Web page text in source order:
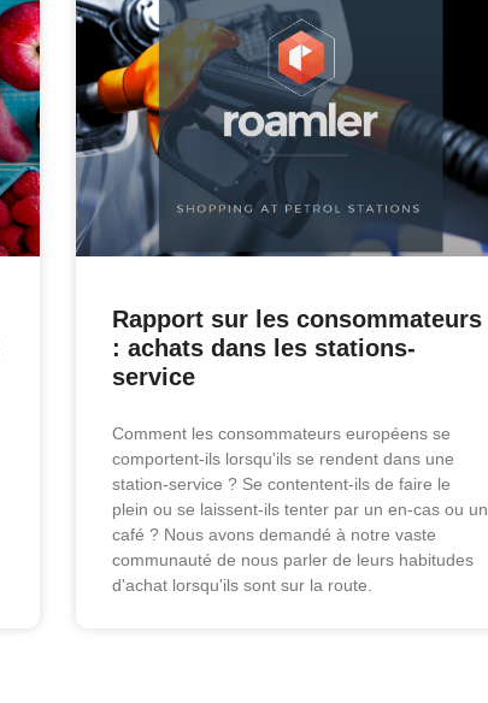
Rapport sur les consommateurs
: achats dans les stations-
service
Comment les consommateurs européens se
comportent-ils lorsqu'ils se rendent dans une
station-service ? Se contentent-ils de faire le
plein ou se laissent-ils tenter par un en-cas ou un
café ? Nous avons demandé à notre vaste
communauté de nous parler de leurs habitudes
d'achat lorsqu'ils sont sur la route.